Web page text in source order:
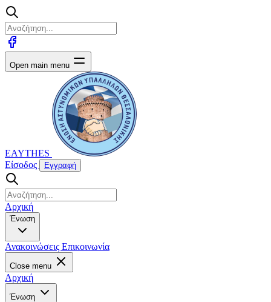
Open main menu
EAYTHES
Είσοδος
Εγγραφή
Αρχική
Ένωση
Ανακοινώσεις Επικοινωνία
Close menu
Αρχική
Ένωση